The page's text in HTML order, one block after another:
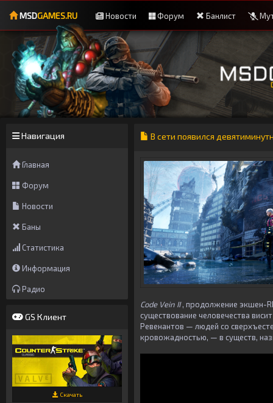
MSDGAMES.RU Новости Форум Банлист
Навигация
Главная
Форум
Новости
Баны
Статистика
Информация
Радио
GS Клиент
Скачать
В сети появился
Code Vein II, продолжение экшен-
существование человечества
Ревенантов — людей со
кровожадностью, — в существ,